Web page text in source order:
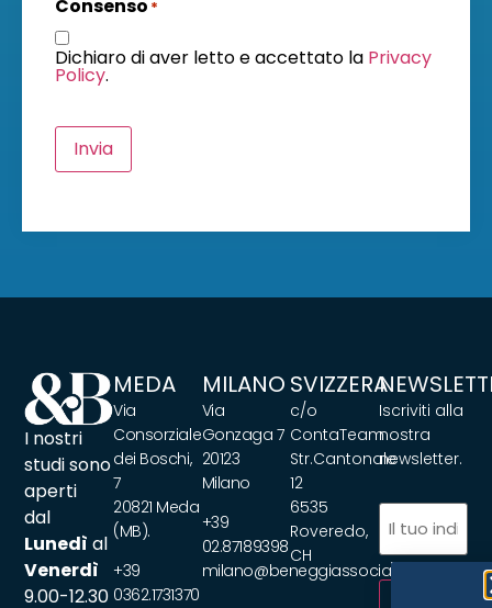
Consenso *
Dichiaro di aver letto e accettato la Privacy
Policy.
Invia
I nostri
studi sono
aperti
dal
Lunedì al
Venerdì
9.00-12.30
MEDA
Via
Consorziale
dei Boschi,
7
20821 Meda
(MB).
+39
0362.1731370
MILANO
Via
Gonzaga 7
20123
Milano
+39
02.87189398
milano@beneggiassociati.com
SVIZZERA
c/o
ContaTeam
Str.Cantonale
12
6535
Roveredo,
CH
Iscriviti alla
nostra
newsletter.
Email